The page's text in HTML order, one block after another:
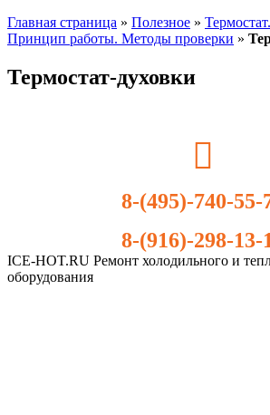
Главная страница » Полезное »
Принцип работы. Методы проверки »
Термостат-духовки
8-(495)-740-55-
8-(916)-298-13-
ICE-HOT.RU Ремонт холодильного и
оборудования